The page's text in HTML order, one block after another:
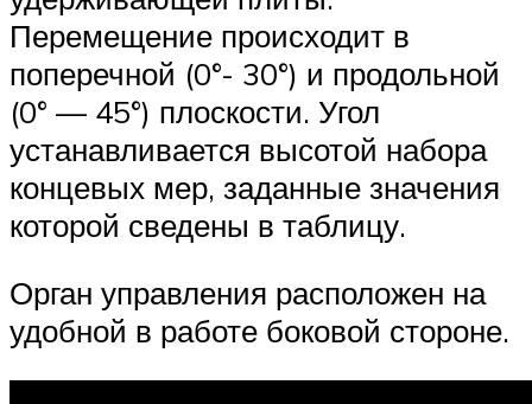
Перемещение происходит в
поперечной (0°- 30°) и продольной
(0° — 45°) плоскости. Угол
устанавливается высотой набора
концевых мер, заданные значения
которой сведены в таблицу.
Орган управления расположен на
удобной в работе боковой стороне.